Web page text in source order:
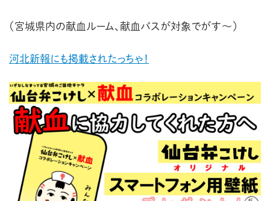
（宮城県内の献血ルーム、献血バスが対象でがす〜）
河北新報にも掲載されたっちゃ！